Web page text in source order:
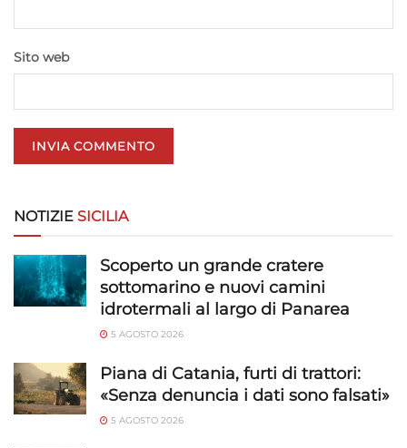
Utilizzare dati di geolocalizzazione precisi,
richieste attivamente.
Garantire la sicurezza, prevenire e
Salvare e comunicare le scelte sulla
privacy.
Sito web
NOTIZIE SICILIA
Scoperto un grande cratere
sottomarino e nuovi camini
idrotermali al largo di Panarea
5 AGOSTO 2026
Piana di Catania, furti di trattori:
«Senza denuncia i dati sono falsati»
5 AGOSTO 2026